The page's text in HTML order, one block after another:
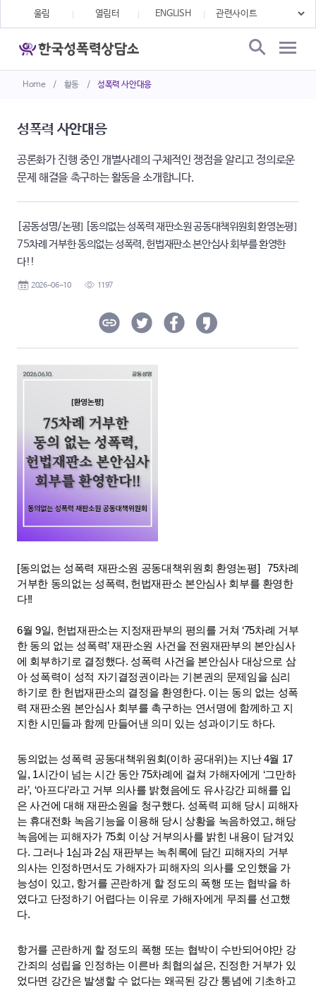
Home / 활동 / 성폭력 사안대응
울림 열림터 ENGLISH
성폭력 사안대응
공론화가 진행 중인 개별사례의 구체적인 쟁점을 알리고 정의로운
문제 해결을 촉구하는 활동을 소개합니다.
[공동성명/논평] [동의없는 성폭력 재판소원 공동대책위원회 환영논평]
75차례 거부한 동의없는 성폭력, 헌법재판소 본안심사 회부를 환영한
다!!
2026-06-10 1197
[동의없는 성폭력 재판소원 공동대책위원회 환영논평]   75차례
거부한 동의없는 성폭력, 헌법재판소 본안심사 회부를 환영한
다!!
6월 9일, 헌법재판소는 지정재판부의 평의를 거쳐 ‘75차례 거부
한 동의 없는 성폭력’ 재판소원 사건을 전원재판부의 본안심사
에 회부하기로 결정했다. 성폭력 사건을 본안심사 대상으로 삼
아 성폭력이 성적 자기결정권이라는 기본권의 문제임을 심리
하기로 한 헌법재판소의 결정을 환영한다. 이는 동의 없는 성폭
력 재판소원 본안심사 회부를 촉구하는 연서명에 함께하고 지
지한 시민들과 함께 만들어낸 의미 있는 성과이기도 하다.
동의없는 성폭력 공동대책위원회(이하 공대위)는 지난 4월 17
일, 1시간이 넘는 시간 동안 75차례에 걸쳐 가해자에게 ‘그만하
라’, ‘아프다’라고 거부 의사를 밝혔음에도 유사강간 피해를 입
은 사건에 대해 재판소원을 청구했다. 성폭력 피해 당시 피해자
는 휴대전화 녹음기능을 이용해 당시 상황을 녹음하였고, 해당
녹음에는 피해자가 75회 이상 거부의사를 밝힌 내용이 담겨있
다. 그러나 1심과 2심 재판부는 녹취록에 담긴 피해자의 거부
의사는 인정하면서도 가해자가 피해자의 의사를 오인했을 가
능성이 있고, 항거를 곤란하게 할 정도의 폭행 또는 협박을 하
였다고 단정하기 어렵다는 이유로 가해자에게 무죄를 선고했
다.
항거를 곤란하게 할 정도의 폭행 또는 협박이 수반되어야만 강
간죄의 성립을 인정하는 이른바 최협의설은, 진정한 거부가 있
었다면 강간은 발생할 수 없다는 왜곡된 강간 통념에 기초하고